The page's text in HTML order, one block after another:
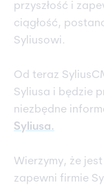
przyszłość i
ciągłość,
Syliusowi.
Od teraz
Syliusa i będzie
niezbędne
Syliusa.
Wierzymy, że
zapewni firmie